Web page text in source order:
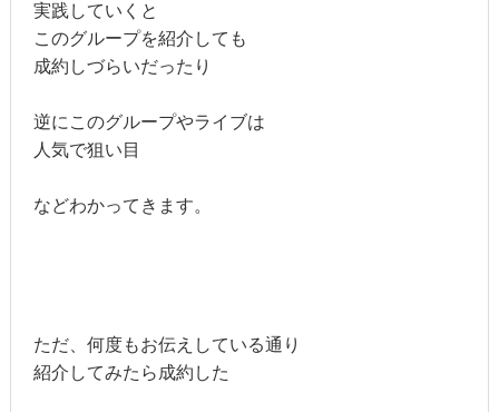
実践していくと
このグループを紹介しても
成約しづらいだったり
逆にこのグループやライブは
人気で狙い目
などわかってきます。
ただ、何度もお伝えしている通り
紹介してみたら成約した